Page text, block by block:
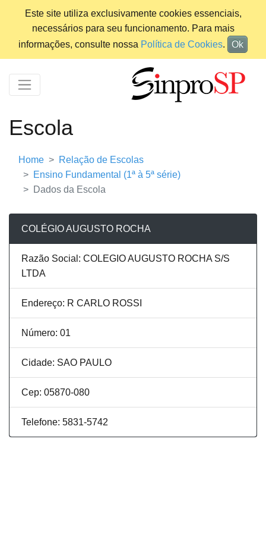
Este site utiliza exclusivamente cookies essenciais,
necessários para seu funcionamento. Para mais
informações, consulte nossa Política de Cookies. Ok
Escola
Home
Relação de Escolas
Ensino Fundamental (1ª à 5ª série)
Dados da Escola
COLÉGIO AUGUSTO ROCHA
Razão Social: COLEGIO AUGUSTO ROCHA S/S
LTDA
Endereço: R CARLO ROSSI
Número: 01
Cidade: SAO PAULO
Cep: 05870-080
Telefone: 5831-5742